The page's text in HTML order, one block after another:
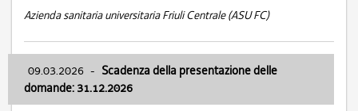
Azienda sanitaria universitaria Friuli Centrale (ASU FC)
09.03.2026 - Scadenza della presentazione delle
domande: 31.12.2026